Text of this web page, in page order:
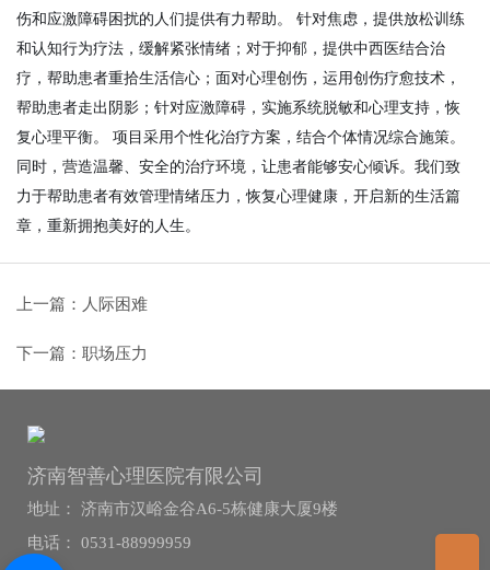
伤和应激障碍困扰的人们提供有力帮助。 针对焦虑，提供放松训练
和认知行为疗法，缓解紧张情绪；对于抑郁，提供中西医结合治
疗，帮助患者重拾生活信心；面对心理创伤，运用创伤疗愈技术，
帮助患者走出阴影；针对应激障碍，实施系统脱敏和心理支持，恢
复心理平衡。 项目采用个性化治疗方案，结合个体情况综合施策。
同时，营造温馨、安全的治疗环境，让患者能够安心倾诉。我们致
力于帮助患者有效管理情绪压力，恢复心理健康，开启新的生活篇
章，重新拥抱美好的人生。
上一篇：人际困难
下一篇：职场压力
济南智善心理医院有限公司
地址： 济南市汉峪金谷A6-5栋健康大厦9楼
电话： 0531-88999959